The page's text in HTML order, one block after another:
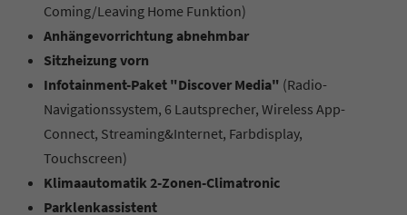
Coming/Leaving Home Funktion)
Anhängevorrichtung abnehmbar
Sitzheizung vorn
Infotainment-Paket "Discover Media" (Radio-
Navigationssystem, 6 Lautsprecher, Wireless App-
Connect, Streaming&Internet, Farbdisplay,
Touchscreen)
Klimaautomatik 2-Zonen-Climatronic
Parklenkassistent